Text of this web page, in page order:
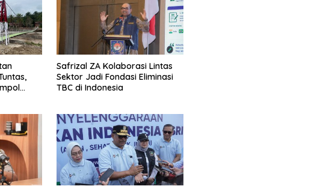
Safrizal ZA Kolaborasi Lintas
Sektor Jadi Fondasi Eliminasi
TBC di Indonesia